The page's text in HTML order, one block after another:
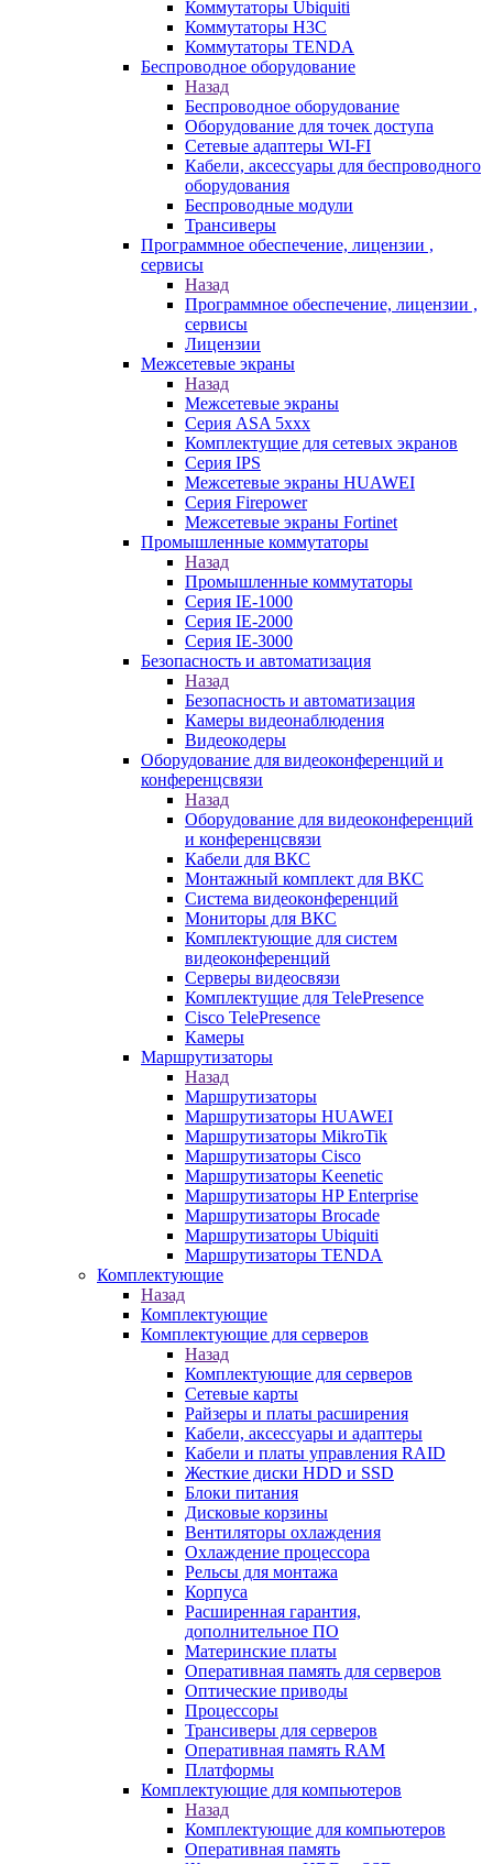
Коммутаторы Ubiquiti
Коммутаторы H3C
Коммутаторы TENDA
Беспроводное оборудование
Назад
Беспроводное оборудование
Оборудование для точек доступа
Сетевые адаптеры WI-FI
Кабели, аксессуары для беспроводного
оборудования
Беспроводные модули
Трансиверы
Программное обеспечение, лицензии ,
сервисы
Назад
Программное обеспечение, лицензии ,
сервисы
Лицензии
Межсетевые экраны
Назад
Межсетевые экраны
Серия ASA 5xxx
Комплектущие для сетевых экранов
Серия IPS
Межсетевые экраны HUAWEI
Серия Firepower
Межсетевые экраны Fortinet
Промышленные коммутаторы
Назад
Промышленные коммутаторы
Серия IE-1000
Серия IE-2000
Серия IE-3000
Безопасность и автоматизация
Назад
Безопасность и автоматизация
Камеры видеонаблюдения
Видеокодеры
Оборудование для видеоконференций и
конференцсвязи
Назад
Оборудование для видеоконференций
и конференцсвязи
Кабели для ВКС
Монтажный комплект для ВКС
Система видеоконференций
Мониторы для ВКС
Комплектующие для систем
видеоконференций
Серверы видеосвязи
Комплектущие для TelePresence
Cisco TelePresence
Камеры
Маршрутизаторы
Назад
Маршрутизаторы
Маршрутизаторы HUAWEI
Маршрутизаторы MikroTik
Маршрутизаторы Cisco
Маршрутизаторы Keenetic
Маршрутизаторы HP Enterprise
Маршрутизаторы Brocade
Маршрутизаторы Ubiquiti
Маршрутизаторы TENDA
Комплектующие
Назад
Комплектующие
Комплектующие для серверов
Назад
Комплектующие для серверов
Сетевые карты
Райзеры и платы расширения
Кабели, аксессуары и адаптеры
Кабели и платы управления RAID
Жесткие диски HDD и SSD
Блоки питания
Дисковые корзины
Вентиляторы охлаждения
Охлаждение процессора
Рельсы для монтажа
Корпуса
Расширенная гарантия,
дополнительное ПО
Материнские платы
Оперативная память для серверов
Оптические приводы
Процессоры
Трансиверы для серверов
Оперативная память RAM
Платформы
Комплектующие для компьютеров
Назад
Комплектующие для компьютеров
Оперативная память